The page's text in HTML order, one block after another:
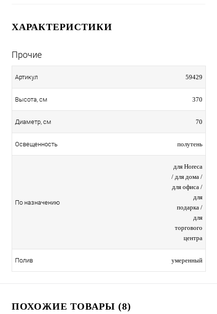
ХАРАКТЕРИСТИКИ
Прочие
Артикул 59429
Высота, см 370
Диаметр, см 70
Освещенность полутень
По назначению
для Horeca
/ для дома /
для офиса /
для
подарка /
для
торгового
центра
Полив умеренный
ПОХОЖИЕ ТОВАРЫ (8)